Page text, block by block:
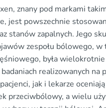
znany pod markami
jest powszechnie
stanów zapalnych. Jego
zespołu bólowego,
była wielokrotnie
realizowanych na
jak i lekarze
przeciwbólowy, a wielu